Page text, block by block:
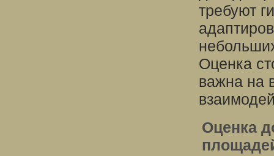
требуют
Оценка
важна на
Оценка